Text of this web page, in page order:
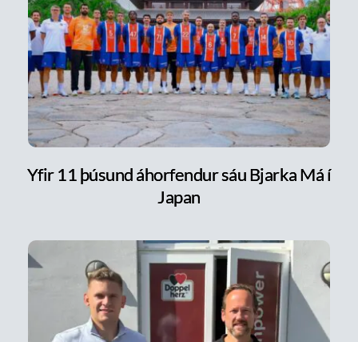
Yfir 11 þúsund áhorfendur sáu Bjarka Má í
Japan